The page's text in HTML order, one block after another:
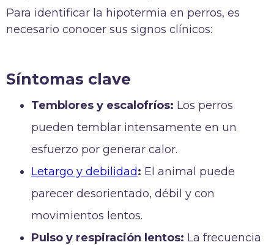
Para identificar la hipotermia en perros, es
necesario conocer sus signos clínicos:
Síntomas clave
Temblores y escalofríos: Los perros
pueden temblar intensamente en un
esfuerzo por generar calor.
Letargo y debilidad: El animal puede
parecer desorientado, débil y con
movimientos lentos.
Pulso y respiración lentos: La frecuencia